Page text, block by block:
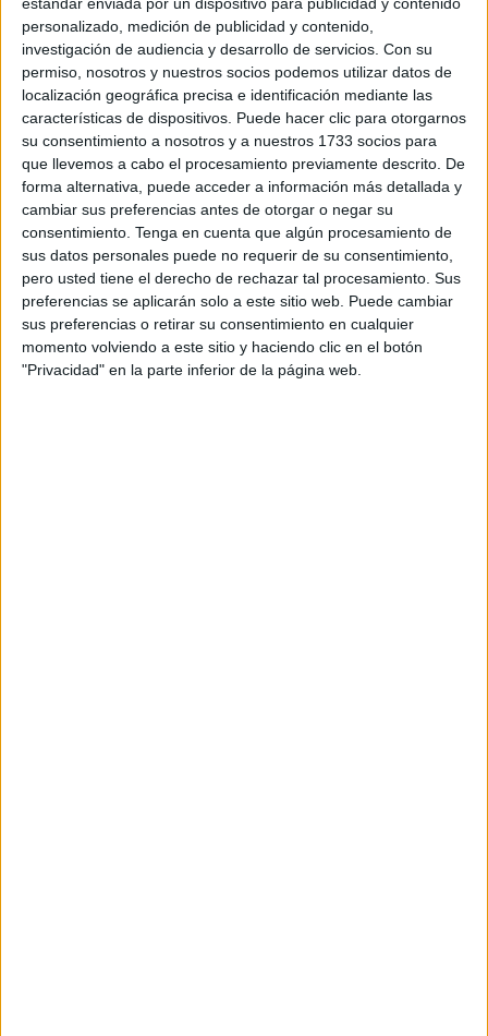
personalizado, medición de publicidad y contenido,
investigación de audiencia y desarrollo de servicios. Con su
permiso, nosotros y nuestros socios podemos utilizar datos de
localización geográfica precisa e identificación mediante las
características de dispositivos. Puede hacer clic para otorgarnos
su consentimiento a nosotros y a nuestros 1733 socios para
que llevemos a cabo el procesamiento previamente descrito. De
forma alternativa, puede acceder a información más detallada y
cambiar sus preferencias antes de otorgar o negar su
consentimiento. Tenga en cuenta que algún procesamiento de
sus datos personales puede no requerir de su consentimiento,
pero usted tiene el derecho de rechazar tal procesamiento. Sus
preferencias se aplicarán solo a este sitio web. Puede cambiar
sus preferencias o retirar su consentimiento en cualquier
momento volviendo a este sitio y haciendo clic en el botón
"Privacidad" en la parte inferior de la página web.
Marruecos se convertía así en campeón de África tras
vencer a Egipto por 2-1 en la prórroga (1-1, tiempo
reglamentario), durante el partido que se jugó en el
Complejo Deportivo Príncipe Moulay Abdellah de Rabat.